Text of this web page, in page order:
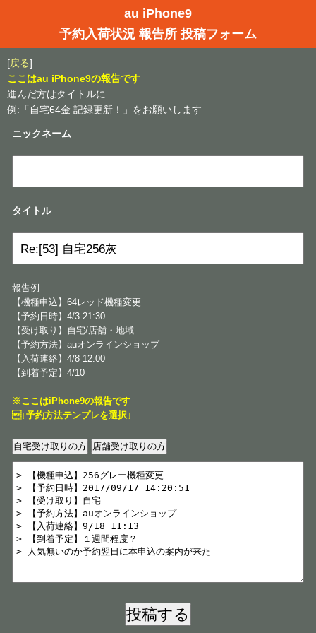
au iPhone9
予約入荷状況 報告所 投稿フォーム
[戻る]
ここはau iPhone9の報告です
進んだ方はタイトルに
例:「自宅64金 記録更新！」をお願いします
ニックネーム
タイトル
報告例
【機種申込】64レッド機種変更
【予約日時】4/3 21:30
【受け取り】自宅/店舗・地域
【予約方法】auオンラインショップ
【入荷連絡】4/8 12:00
【到着予定】4/10
※ここはiPhone9の報告です
↓予約方法テンプレを選択↓